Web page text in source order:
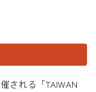
される「TAIWAN